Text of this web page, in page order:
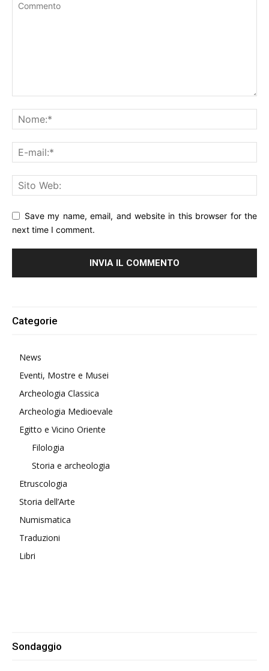
Save my name, email, and website in this browser for the
next time I comment.
Categorie
News
Eventi, Mostre e Musei
Archeologia Classica
Archeologia Medioevale
Egitto e Vicino Oriente
Filologia
Storia e archeologia
Etruscologia
Storia dell’Arte
Numismatica
Traduzioni
Libri
Sondaggio